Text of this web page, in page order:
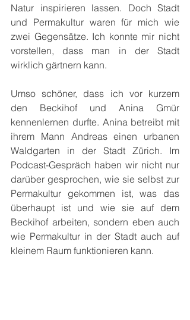
Natur inspirieren lassen. Doch Stadt
und Permakultur waren für mich wie
zwei Gegensätze. Ich konnte mir nicht
vorstellen, dass man in der Stadt
wirklich gärtnern kann.
Umso schöner, dass ich vor kurzem
den Beckihof und Anina Gmür
kennenlernen durfte. Anina betreibt mit
ihrem Mann Andreas einen urbanen
Waldgarten in der Stadt Zürich. Im
Podcast-Gespräch haben wir nicht nur
darüber gesprochen, wie sie selbst zur
Permakultur gekommen ist, was das
überhaupt ist und wie sie auf dem
Beckihof arbeiten, sondern eben auch
wie Permakultur in der Stadt auch auf
kleinem Raum funktionieren kann.